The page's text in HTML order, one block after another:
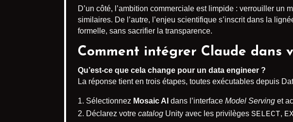
D’un côté, l’ambition commerciale est limpide : verrouiller un
similaires. De l’autre, l’enjeu scientifique s’inscrit dans la
formelle, sans sacrifier la transparence.
Comment intégrer Claude dans
Qu’est-ce que cela change pour un data engineer ?
La réponse tient en trois étapes, toutes exécutables depuis
Sélectionnez Mosaic AI dans l’interface Model Serving et
Déclarez votre catalog Unity avec les privilèges SELECT,